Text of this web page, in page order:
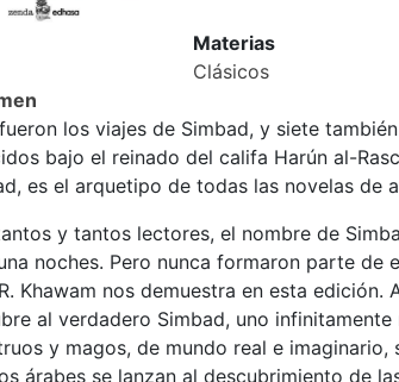
Materias
Clásicos
los viajes de Simbad, y siete
bajo el reinado del califa Harún al-
es el arquetipo de todas las novelas de
y tantos lectores, el nombre de
noches. Pero nunca formaron parte de
Khawam nos demuestra en esta
al verdadero Simbad, uno
y magos, de mundo real e
árabes se lanzan al descubrimiento de